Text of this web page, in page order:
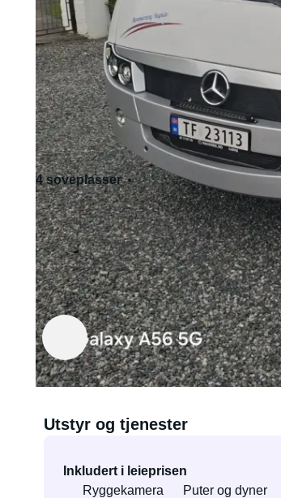
4 soveplasser
4 sitteplasser
Standard førerkort - Kat. B
Leies ut av Johnny
Verifisert eier
Utstyr og tjenester
Inkludert i leieprisen
Ryggekamera
Puter og dyner